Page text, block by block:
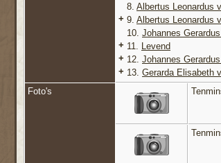
8. Albertus Leonardus
+ 9. Albertus Leonardus
10. Johannes
+ 11. Levend
+ 12. Johannes
+ 13. Gerarda Elisabeth
Foto's